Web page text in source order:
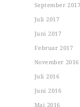
September
Juli 2017
Juni 2017
Februar 2017
November 2016
Juli 2016
Juni 2016
Mai 2016